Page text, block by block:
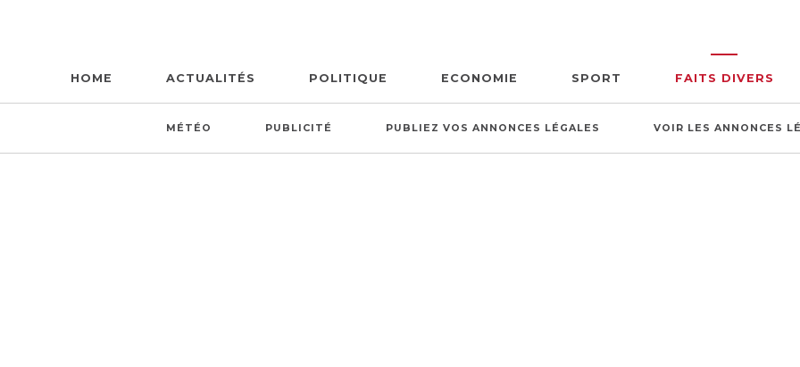
HOME ACTUALITÉS POLITIQUE ECONOMIE SPORT FAITS DIVERS
MÉTÉO PUBLICITÉ PUBLIEZ VOS ANNONCES LÉGALES VOIR LES ANNONCES